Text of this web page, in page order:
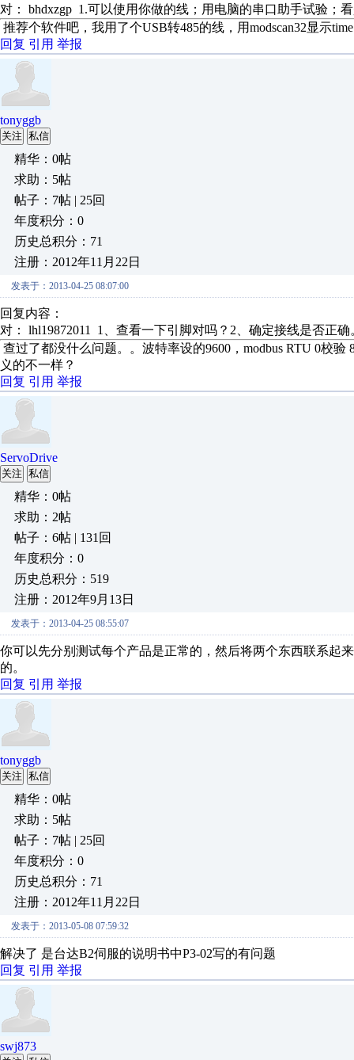
对： bhdxzgp 1.可以使用你做的线；用电脑的串口助手试验；
推荐个软件吧，我用了个USB转485的线，用modscan32显示
回复 引用 举报
tonyggb
关注 私信
精华：0帖
求助：5帖
帖子：7帖 | 25回
年度积分：0
历史总积分：71
注册：2012年11月22日
发表于：2013-04-25 08:07:00
回复内容：
对： lhl19872011
1、查看一下引脚对吗？2、确定接线是否正
查过了都没什么问题。。波特率设的9600，modbus RTU 0校
义的不一样？
回复 引用 举报
ServoDrive
关注 私信
精华：0帖
求助：2帖
帖子：6帖 | 131回
年度积分：0
历史总积分：519
注册：2012年9月13日
发表于：2013-04-25 08:55:07
你可以先分别测试每个产品是正常的，然后将两个东西联系起
的。
回复 引用 举报
tonyggb
关注 私信
精华：0帖
求助：5帖
帖子：7帖 | 25回
年度积分：0
历史总积分：71
注册：2012年11月22日
发表于：2013-05-08 07:59:32
解决了 是台达B2伺服的说明书中P3-02写的有问题
回复 引用 举报
swj873